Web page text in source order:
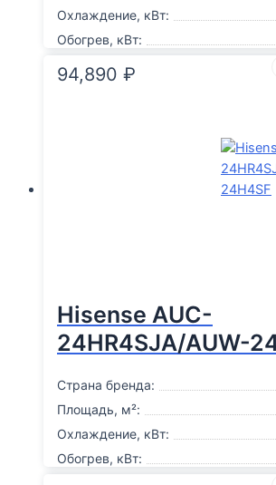
Охлаждение, кВт:
Обогрев, кВт:
94,890 ₽
Hisense AUC-
24HR4SJA/AUW-
Страна бренда:
Площадь, м²:
Охлаждение, кВт:
Обогрев, кВт: